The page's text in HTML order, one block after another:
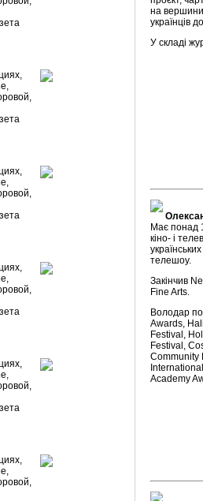
на вершини
українців
У складі
Має понад
кіно- і
телешоу.
Закінчив
Fine Arts.
Володар
Awards,
Festival,
Festival,
Community
Academy